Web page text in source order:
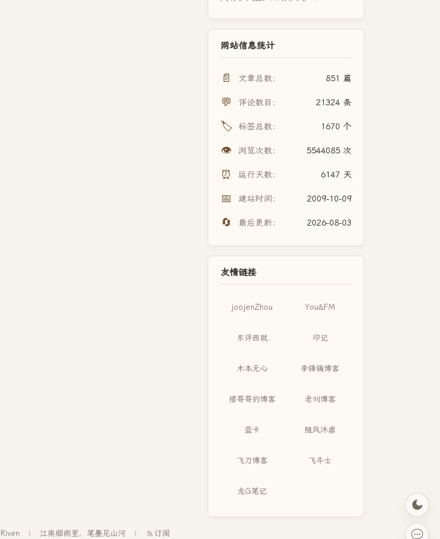
网站信息统计
📄 文章总数： 851 篇
💬 评论数目： 21324 条
🏷️ 标签总数： 1670 个
👁️ 浏览次数： 5544085 次
⏰ 运行天数： 6147 天
📅 建站时间： 2009-10-09
🔄 最后更新： 2026-08-03
友情链接
joojenZhou You&FM
东评西就 印记
木本无心 李锋镝博客
缙哥哥的博客 老刘博客
蓝卡 随风沐虐
飞刀博客 飞牛士
龙G笔记
Riven 江南烟雨里，笔墨见山河 订阅